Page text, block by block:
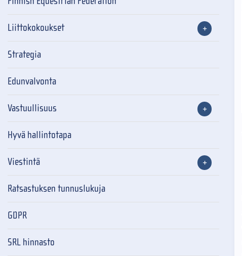
Liittokokoukset
Strategia
Edunvalvonta
Vastuullisuus
Hyvä hallintotapa
Viestintä
Ratsastuksen tunnuslukuja
GDPR
SRL hinnasto